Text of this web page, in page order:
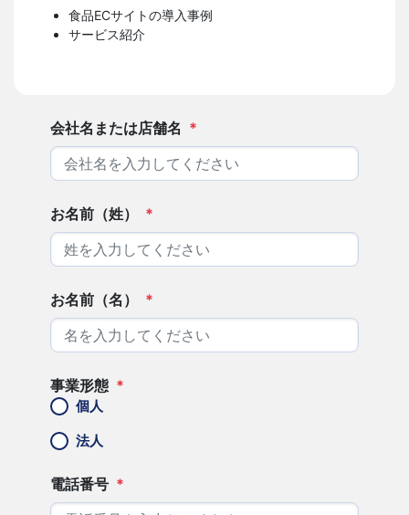
食品ECサイトの導入事例
サービス紹介
会社名または店舗名 *
お名前（姓） *
お名前（名） *
事業形態 *
個人
法人
電話番号 *